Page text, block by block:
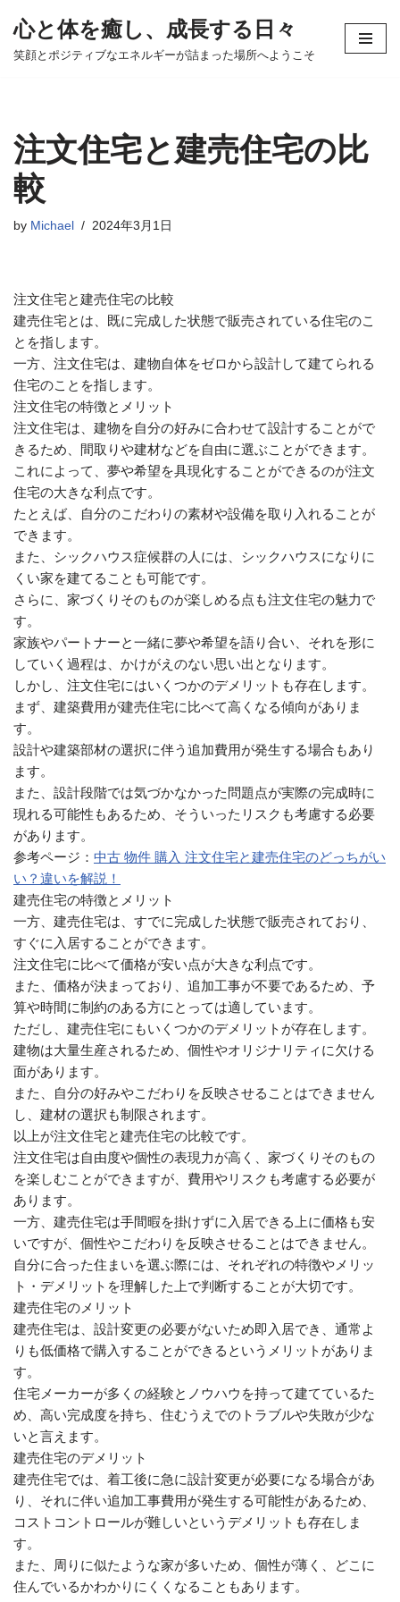
コ
ツ
へ
ス
キ
ッ
心と体を癒し、成長する日々
笑顔とポジティブなエネルギーが詰まった場所へようこそ
注文住宅と建売住宅の比
較
by Michael 2024年3月1日
注文住宅と建売住宅の比較
建売住宅とは、既に完成した状態で販売されている住宅のこ
とを指します。
一方、注文住宅は、建物自体をゼロから設計して建てられる
住宅のことを指します。
注文住宅の特徴とメリット
注文住宅は、建物を自分の好みに合わせて設計することがで
きるため、間取りや建材などを自由に選ぶことができます。
これによって、夢や希望を具現化することができるのが注文
住宅の大きな利点です。
たとえば、自分のこだわりの素材や設備を取り入れることが
できます。
また、シックハウス症候群の人には、シックハウスになりに
くい家を建てることも可能です。
さらに、家づくりそのものが楽しめる点も注文住宅の魅力で
す。
家族やパートナーと一緒に夢や希望を語り合い、それを形に
していく過程は、かけがえのない思い出となります。
しかし、注文住宅にはいくつかのデメリットも存在します。
まず、建築費用が建売住宅に比べて高くなる傾向がありま
す。
設計や建築部材の選択に伴う追加費用が発生する場合もあり
ます。
また、設計段階では気づかなかった問題点が実際の完成時に
現れる可能性もあるため、そういったリスクも考慮する必要
があります。
参考ページ： 中古 物件 購入 注文住宅と建売住宅のどっちがい
い？違いを解説！
建売住宅の特徴とメリット
一方、建売住宅は、すでに完成した状態で販売されており、
すぐに入居することができます。
注文住宅に比べて価格が安い点が大きな利点です。
また、価格が決まっており、追加工事が不要であるため、予
算や時間に制約のある方にとっては適しています。
ただし、建売住宅にもいくつかのデメリットが存在します。
建物は大量生産されるため、個性やオリジナリティに欠ける
面があります。
また、自分の好みやこだわりを反映させることはできません
し、建材の選択も制限されます。
以上が注文住宅と建売住宅の比較です。
注文住宅は自由度や個性の表現力が高く、家づくりそのもの
を楽しむことができますが、費用やリスクも考慮する必要が
あります。
一方、建売住宅は手間暇を掛けずに入居できる上に価格も安
いですが、個性やこだわりを反映させることはできません。
自分に合った住まいを選ぶ際には、それぞれの特徴やメリッ
ト・デメリットを理解した上で判断することが大切です。
建売住宅のメリット
建売住宅は、設計変更の必要がないため即入居でき、通常よ
りも低価格で購入することができるというメリットがありま
す。
住宅メーカーが多くの経験とノウハウを持って建てているた
め、高い完成度を持ち、住むうえでのトラブルや失敗が少な
いと言えます。
建売住宅のデメリット
建売住宅では、着工後に急に設計変更が必要になる場合があ
り、それに伴い追加工事費用が発生する可能性があるため、
コストコントロールが難しいというデメリットも存在しま
す。
また、周りに似たような家が多いため、個性が薄く、どこに
住んでいるかわかりにくくなることもあります。